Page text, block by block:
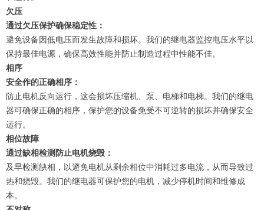
欠压
通过欠压保护确保稳定性：
避免设备因低电压而发生故障和损坏。我们的继电器监控电压水平以
保持最佳电源，确保高效性能并防止制造过程中性能不佳。
相序
安全作的正确相序：
防止电机反向运行，这会损坏压缩机、泵、电梯和电梯。我们的继电
器可确保正确的相序，保护您的设备免受不可逆转的损坏并确保安全
运行。
相位故障
通过缺相检测防止电机烧毁：
及早检测缺相，以避免电机从剩余相位中消耗过多电流，从而导致过
热和烧毁。我们的继电器可保护您的电机，减少停机时间和维修成
本。